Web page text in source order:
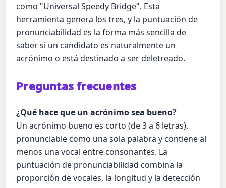
como "Universal Speedy Bridge". Esta
herramienta genera los tres, y la puntuación de
pronunciabilidad es la forma más sencilla de
saber si un candidato es naturalmente un
acrónimo o está destinado a ser deletreado.
Preguntas frecuentes
¿Qué hace que un acrónimo sea bueno?
Un acrónimo bueno es corto (de 3 a 6 letras),
pronunciable como una sola palabra y contiene al
menos una vocal entre consonantes. La
puntuación de pronunciabilidad combina la
proporción de vocales, la longitud y la detección